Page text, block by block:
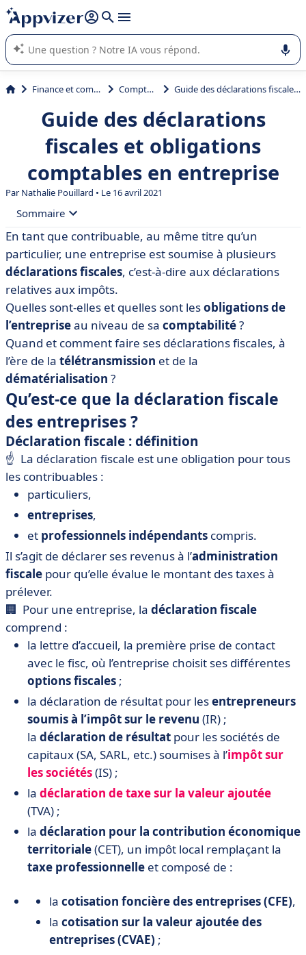
répondre (plusieurs lignes avec
L'IA de Appvizer vous guide dans l'utilisation ou la sélection de
logiciel SaaS en entreprise.
Finance et comptabilité Comptabilité Guide des déclarations fiscales et obligations comptables en entreprise
Guide des déclarations
fiscales et obligations
comptables en entreprise
ParNathalie Pouillard • Le 16 avril 2021
Sommaire
• Qu’est-ce que la déclaration fiscale des entreprises ?
• Quand et comment faire la déclaration fiscale ?
En tant que contribuable, au même titre qu’un
particulier, une entreprise est soumise à plusieurs
déclarations fiscales, c’est-à-dire aux déclarations
relatives aux impôts.
Quelles sont-elles et quelles sont lesobligations de
l’entrepriseau niveau de sa comptabilité?
Quand et comment faire ses déclarations fiscales, à
l’ère de la télétransmission et de la
dématérialisation ?
Qu’est-ce que la déclaration fiscale
des entreprises ?
Déclaration fiscale : définition
☝️ La déclaration fiscale est une obligation pour tous
les contribuables :
particuliers,
entreprises,
et professionnels indépendants compris.
Il s’agit de déclarer ses revenus à l’administration
fiscale pour qu’elle évalue le montant des taxes à
prélever.
🏢 Pour une entreprise, la déclaration fiscale
comprend :
la lettre d’accueil, la première prise de contact
avec le fisc, où l’entreprise choisit ses différentes
options fiscales ;
la déclaration de résultat pour lesentrepreneurs
soumis à l’impôt sur le revenu (IR) ;
la déclaration de résultat pour les sociétés de
capitaux (SA, SARL, etc.) soumises à l’impôt sur
les sociétés(IS) ;
la déclaration de taxe sur la valeur ajoutée
(TVA) ;
la déclaration pour la contribution économique
territoriale(CET), un impôt local remplaçant la
taxe professionnelle et composé de :
la cotisation foncière des entreprises (CFE),
la cotisation sur la valeur ajoutée des
entreprises (CVAE) ;